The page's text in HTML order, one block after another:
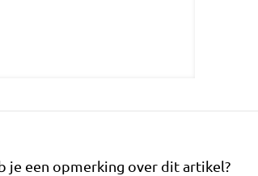
je een opmerking over dit artikel?